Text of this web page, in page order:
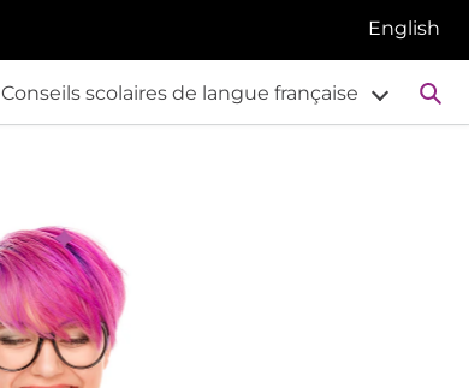
English
Conseils scolaires de langue française